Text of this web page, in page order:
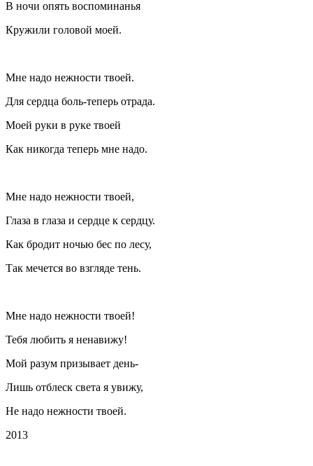
В ночи опять воспоминанья
Кружили головой моей.
Мне надо нежности твоей.
Для сердца боль-теперь отрада.
Моей руки в руке твоей
Как никогда теперь мне надо.
Мне надо нежности твоей,
Глаза в глаза и сердце к сердцу.
Как бродит ночью бес по лесу,
Так мечется во взгляде тень.
Мне надо нежности твоей!
Тебя любить я ненавижу!
Мой разум призывает день-
Лишь отблеск света я увижу,
Не надо нежности твоей.
2013